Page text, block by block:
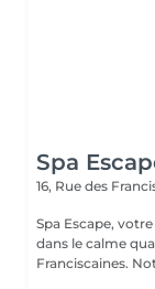
Spa
16, Rue des
Spa Escape,
dans le calme
Franciscaines.